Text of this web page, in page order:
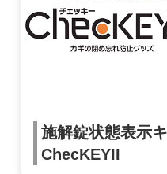
施解錠状態表示
ChecKEYII